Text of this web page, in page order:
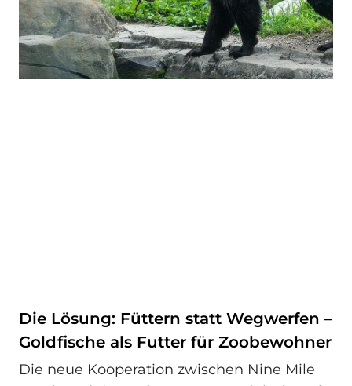
Die Lösung: Füttern statt Wegwerfen –
Goldfische als Futter für Zoobewohner
Die neue Kooperation zwischen Nine Mile